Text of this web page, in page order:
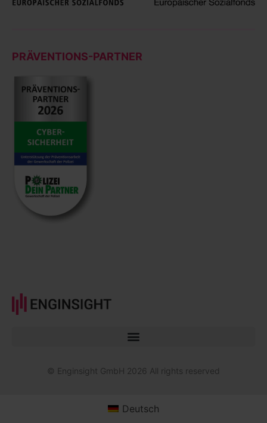
PRÄVENTIONS-PARTNER
© Enginsight GmbH 2026 All rights reserved
Deutsch